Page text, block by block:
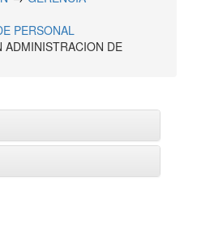
PERSONAL
ADMINISTRACION DE